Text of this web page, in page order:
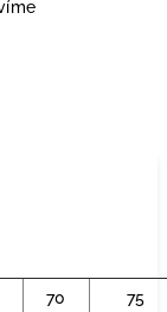
70 75